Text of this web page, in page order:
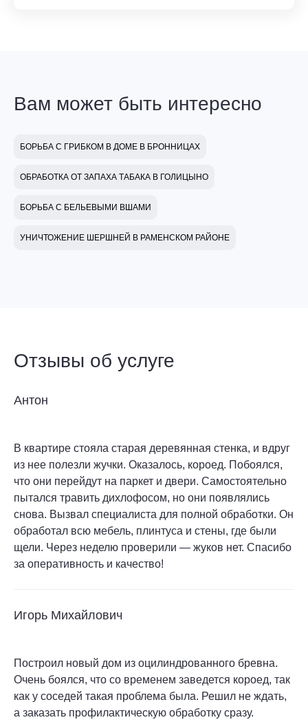
Вам может быть интересно
БОРЬБА С ГРИБКОМ В ДОМЕ В БРОННИЦАХ
ОБРАБОТКА ОТ ЗАПАХА ТАБАКА В ГОЛИЦЫНО
БОРЬБА С БЕЛЬЕВЫМИ ВШАМИ
УНИЧТОЖЕНИЕ ШЕРШНЕЙ В РАМЕНСКОМ РАЙОНЕ
Отзывы об услуге
Антон
В квартире стояла старая деревянная стенка, и вдруг
из нее полезли жучки. Оказалось, короед. Побоялся,
что они перейдут на паркет и двери. Самостоятельно
пытался травить дихлофосом, но они появлялись
снова. Вызвал специалиста для полной обработки. Он
обработал всю мебель, плинтуса и стены, где были
щели. Через неделю проверили — жуков нет. Спасибо
за оперативность и качество!
Игорь Михайлович
Построил новый дом из оцилиндрованного бревна.
Очень боялся, что со временем заведется короед, так
как у соседей такая проблема была. Решил не ждать,
а заказать профилактическую обработку сразу.